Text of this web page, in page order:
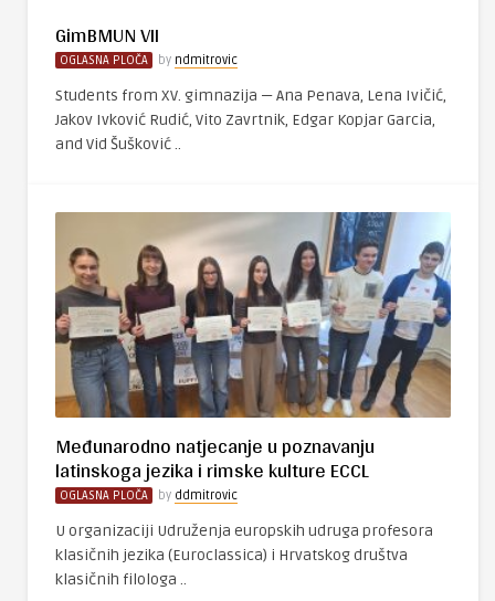
GimBMUN VII
OGLASNA PLOČA by ndmitrovic
Students from XV. gimnazija — Ana Penava, Lena Ivičić,
Jakov Ivković Rudić, Vito Zavrtnik, Edgar Kopjar Garcia,
and Vid Šušković ..
Međunarodno natjecanje u poznavanju
latinskoga jezika i rimske kulture ECCL
OGLASNA PLOČA by ddmitrovic
U organizaciji Udruženja europskih udruga profesora
klasičnih jezika (Euroclassica) i Hrvatskog društva
klasičnih filologa ..